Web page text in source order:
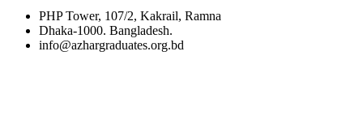
PHP Tower, 107/2, Kakrail, Ramna
Dhaka-1000. Bangladesh.
info@azhargraduates.org.bd